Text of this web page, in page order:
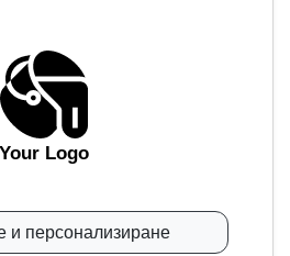
Your Logo
и персонализиране